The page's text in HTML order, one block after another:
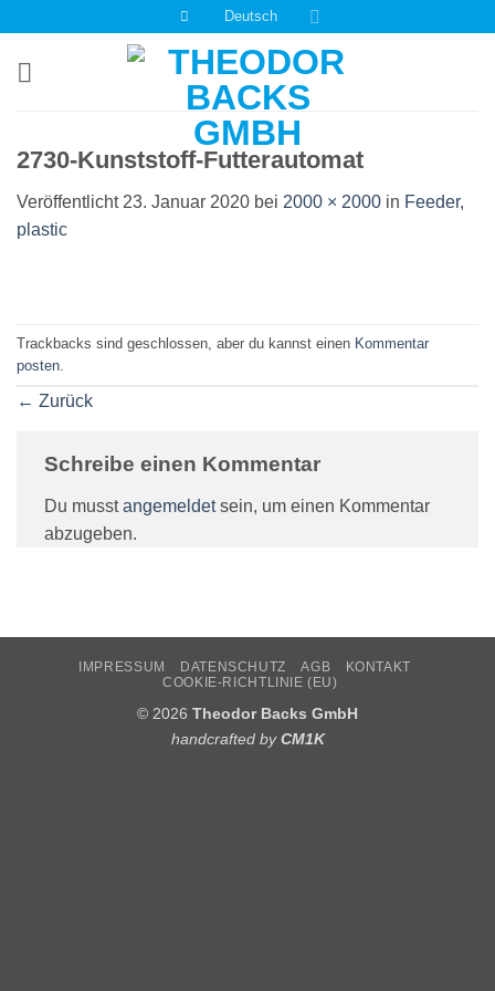
springen
Deutsch
2730-Kunststoff-Futterautomat
Veröffentlicht 23. Januar 2020 bei 2000 × 2000 in Feeder,
plastic
Trackbacks sind geschlossen, aber du kannst einen Kommentar
posten
← Zurück
Schreibe einen Kommentar
Du musstangemeldetsein, um einen Kommentar
abzugeben.
IMPRESSUM DATENSCHUTZ AGB
KONTAKT
COOKIE-RICHTLINIE (EU)
© 2026 Theodor Backs GmbH
handcrafted byCM1K